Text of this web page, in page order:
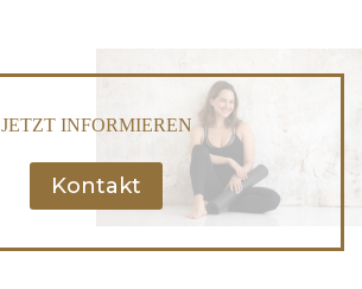
JETZT INFORMIEREN
Kontakt